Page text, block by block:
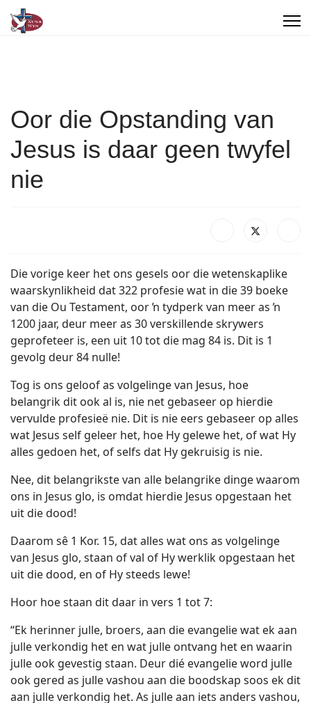
Oor die Opstanding van
Jesus is daar geen twyfel
nie
Die vorige keer het ons gesels oor die wetenskaplike
waarskynlikheid dat 322 profesie wat in die 39 boeke
van die Ou Testament, oor ŉ tydperk van meer as ŉ
1200 jaar, deur meer as 30 verskillende skrywers
geprofeteer is, een uit 10 tot die mag 84 is. Dit is 1
gevolg deur 84 nulle!
Tog is ons geloof as volgelinge van Jesus, hoe
belangrik dit ook al is, nie net gebaseer op hierdie
vervulde profesieë nie. Dit is nie eers gebaseer op alles
wat Jesus self geleer het, hoe Hy gelewe het, of wat Hy
alles gedoen het, of selfs dat Hy gekruisig is nie.
Nee, dit belangrikste van alle belangrike dinge waarom
ons in Jesus glo, is omdat hierdie Jesus opgestaan het
uit die dood!
Daarom sê 1 Kor. 15, dat alles wat ons as volgelinge
van Jesus glo, staan of val of Hy werklik opgestaan het
uit die dood, en of Hy steeds lewe!
Hoor hoe staan dit daar in vers 1 tot 7:
“Ek herinner julle, broers, aan die evangelie wat ek aan
julle verkondig het en wat julle ontvang het en waarin
julle ook gevestig staan. Deur dié evangelie word julle
ook gered as julle vashou aan die boodskap soos ek dit
aan julle verkondig het. As julle aan iets anders vashou,